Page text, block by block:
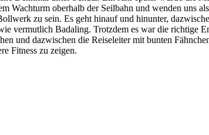
Wachturm oberhalb der Seilbahn und wenden uns
zu sein. Es geht hinauf und hinunter,
vermutlich Badaling. Trotzdem es war die richtige
und dazwischen die Reiseleiter mit bunten
Fitness zu zeigen.